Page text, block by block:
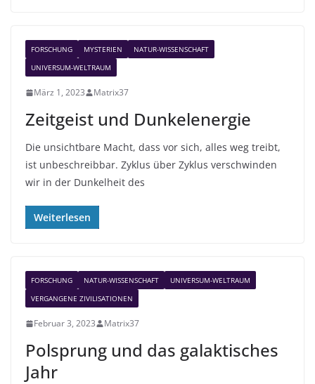
FORSCHUNG MYSTERIEN
NATUR-WISSENSCHAFT
UNIVERSUM-WELTRAUM
März 1, 2023 Matrix37
Zeitgeist und Dunkelenergie
Die unsichtbare Macht, dass vor sich, alles weg treibt,
ist unbeschreibbar. Zyklus über Zyklus verschwinden
wir in der Dunkelheit des
Weiterlesen
FORSCHUNG NATUR-WISSENSCHAFT
UNIVERSUM-WELTRAUM
VERGANGENE ZIVILISATIONEN
Februar 3, 2023 Matrix37
Polsprung und das galaktisches
Jahr